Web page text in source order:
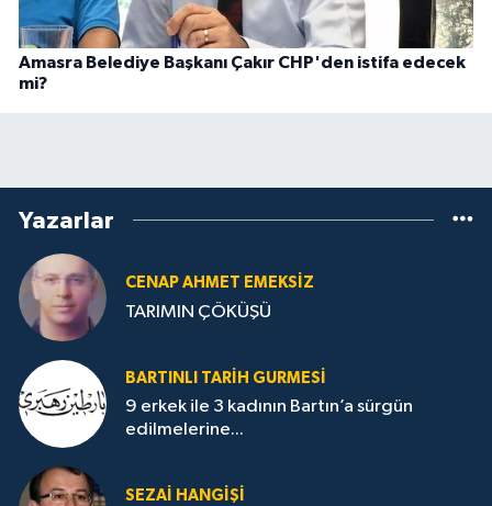
Amasra Belediye Başkanı Çakır CHP'den istifa edecek
mi?
Yazarlar
CENAP AHMET EMEKSİZ
TARIMIN ÇÖKÜŞÜ
BARTINLI TARIH GURMESI
9 erkek ile 3 kadının Bartın’a sürgün
edilmelerine...
SEZAI HANGİŞİ